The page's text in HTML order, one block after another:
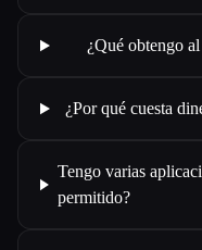
¿Qué obtengo
¿Por qué cuesta
Tengo varias
permitido?